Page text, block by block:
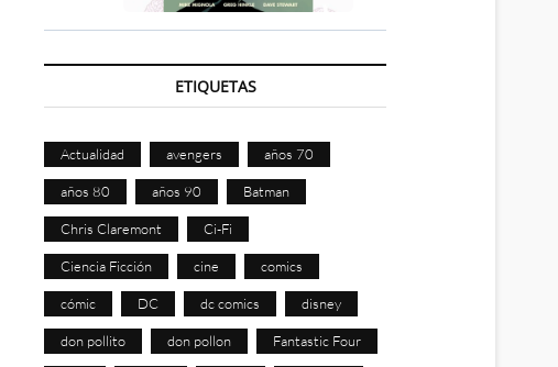
ETIQUETAS
Actualidad avengers años 70
años 80 años 90 Batman
Chris Claremont Ci-Fi
Ciencia Ficción cine comics
cómic DC dc comics disney
don pollito don pollon Fantastic Four